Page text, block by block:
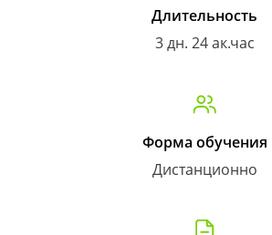
Длительность
3 дн. 24 ак.час
Форма обучения
Дистанционно